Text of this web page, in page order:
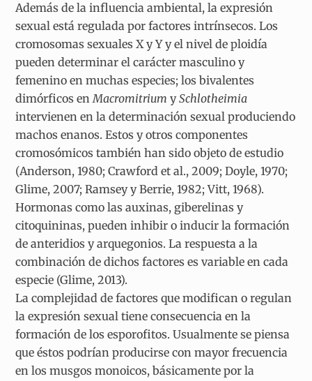
Además de la influencia ambiental, la expresión
sexual está regulada por factores intrínsecos. Los
cromosomas sexuales X y Y y el nivel de ploidía
pueden determinar el carácter masculino y
femenino en muchas especies; los bivalentes
dimórficos enMacromitrium ySchlotheimia
intervienen en la determinación sexual produciendo
machos enanos. Estos y otros componentes
cromosómicos también han sido objeto de estudio
(Anderson, 1980; Crawford et al., 2009; Doyle, 1970;
Glime, 2007; Ramsey y Berrie, 1982; Vitt, 1968).
Hormonas como las auxinas, giberelinas y
citoquininas, pueden inhibir o inducir la formación
de anteridios y arquegonios. La respuesta a la
combinación de dichos factores es variable en cada
especie (Glime, 2013).
La complejidad de factores que modifican o regulan
la expresión sexual tiene consecuencia en la
formación de los esporofitos. Usualmente se piensa
que éstos podrían producirse con mayor frecuencia
en los musgos monoicos, básicamente por la